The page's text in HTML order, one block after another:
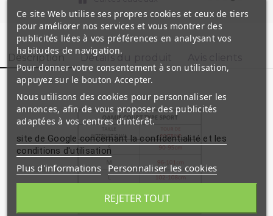
Description Détails du produit
Ce site Web utilise ses propres cookies et ceux de tiers
pour améliorer nos services et vous montrer des
publicités liées à vos préférences en analysant vos
habitudes de navigation.
Pour donner votre consentement à son utilisation,
appuyez sur le bouton Accepter.
Nous utilisons des cookies pour personnaliser les
annonces, afin de vous proposer des publicités
adaptées à vos centres d'intérêt.
site de Google concernant la confidentialité et les
conditions d'utilisation
Plus d'informations Personnaliser les cookies
REJETER TOUT